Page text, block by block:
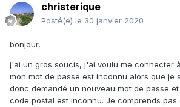
christerique
Posté(e) le 30 janvier 2020
bonjour,
j'ai un gros soucis, j'ai voulu me connecter
mon mot de passe est inconnu alors que je
donc demandé un nouveau mot de passe
code postal est inconnu. Je comprends pas